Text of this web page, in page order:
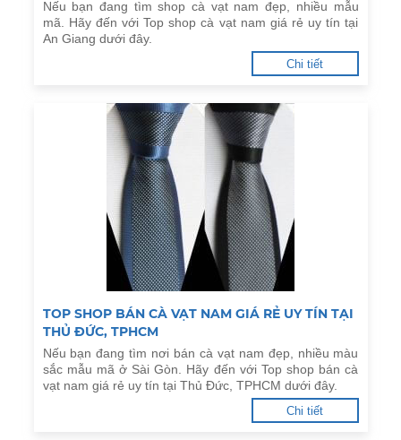
Nếu bạn đang tìm shop cà vạt nam đẹp, nhiều mẫu
mã. Hãy đến với Top shop cà vạt nam giá rẻ uy tín tại
An Giang dưới đây.
Chi tiết
TOP SHOP BÁN CÀ VẠT NAM GIÁ RẺ UY TÍN TẠI
THỦ ĐỨC, TPHCM
Nếu bạn đang tìm nơi bán cà vạt nam đẹp, nhiều màu
sắc mẫu mã ở Sài Gòn. Hãy đến với Top shop bán cà
vạt nam giá rẻ uy tín tại Thủ Đức, TPHCM dưới đây.
Chi tiết